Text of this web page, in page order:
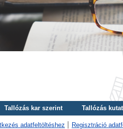
Tallózás kar szerint Tallózás
adatfeltöltéshez Regisztráció